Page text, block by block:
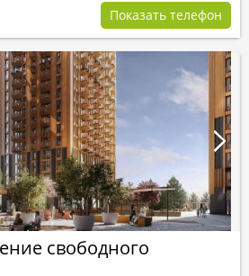
Показать телефон
свободного